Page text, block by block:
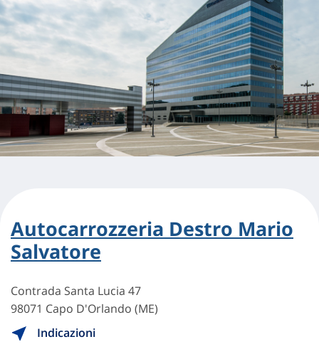
Autocarrozzeria Destro Mario
Salvatore
Contrada Santa Lucia 47
98071 Capo D'Orlando (ME)
Indicazioni